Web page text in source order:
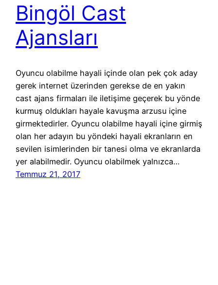
Bingöl Cast
Ajansları
Oyuncu olabilme hayali içinde olan pek çok aday
gerek internet üzerinden gerekse de en yakın
cast ajans firmaları ile iletişime geçerek bu yönde
kurmuş oldukları hayale kavuşma arzusu içine
girmektedirler. Oyuncu olabilme hayali içine girmiş
olan her adayın bu yöndeki hayali ekranların en
sevilen isimlerinden bir tanesi olma ve ekranlarda
yer alabilmedir. Oyuncu olabilmek yalnızca…
Temmuz 21, 2017